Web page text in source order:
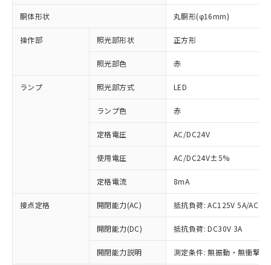
胴体形状 丸胴形(φ16mm)
操作部 照光部形状 正方形
照光部色 赤
ランプ 照光部方式 LED
ランプ色 赤
定格電圧 AC/DC24V
使用電圧 AC/DC24V±5%
定格電流 8mA
接点定格 開閉能力(AC) 抵抗負荷: AC125V 5A/
開閉能力(DC) 抵抗負荷: DC30V 3A
開閉能力説明 測定条件: 無振動・無衝撃
対応済み：EU RoHS指令（10物質）の
非含有に対応した製品が提供可能な商品で